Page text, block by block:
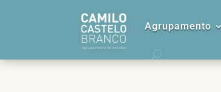
Agrupamento